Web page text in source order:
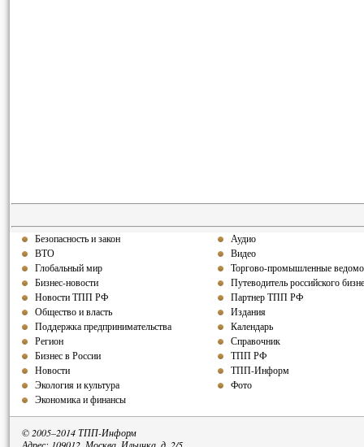
Безопасность и закон
ВТО
Глобальный мир
Бизнес-новости
Новости ТПП РФ
Общество и власть
Поддержка предпринимательства
Регион
Бизнес в России
Новости
Экология и культура
Экономика и финансы
Аудио
Видео
Торгово-промышленные
Путеводитель российского
Партнер ТПП РФ
Издания
Календарь
Справочник
ТПП РФ
ТПП-Информ
Фото
© 2005–2014 ТПП-Информ